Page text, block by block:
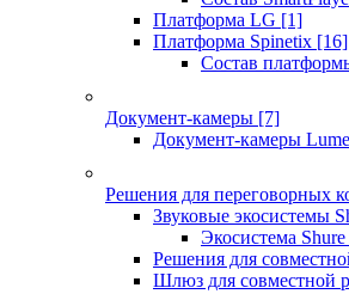
Платформа LG [1]
Платформа Spinetix [16]
Состав
Документ-камеры [7]
Документ-камеры
Решения для переговорных
Звуковые экосистемы
Экосистема Shure
Решения для
Шлюз для совместной